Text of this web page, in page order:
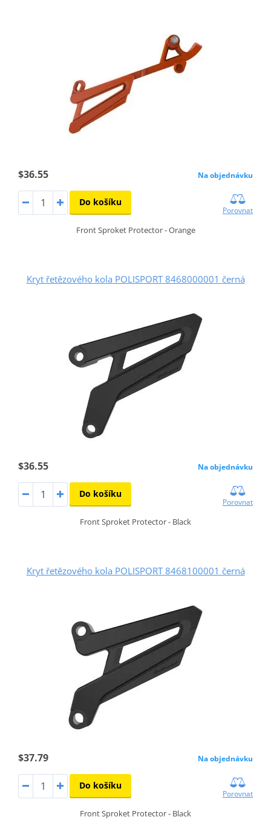
$36.55 Na objednávku
Do košíku
Porovnat
Front Sproket Protector - Orange
Kryt řetězového kola POLISPORT 8468000001 černá
$36.55 Na objednávku
Do košíku
Porovnat
Front Sproket Protector - Black
Kryt řetězového kola POLISPORT 8468100001 černá
$37.79 Na objednávku
Do košíku
Porovnat
Front Sproket Protector - Black